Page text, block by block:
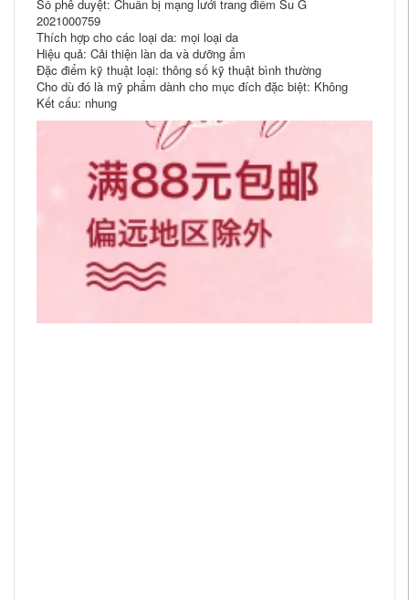
Số phê duyệt: Chuẩn bị mạng lưới trang điểm Su G
2021000759
Thích hợp cho các loại da: mọi loại da
Hiệu quả: Cải thiện làn da và dưỡng ẩm
Đặc điểm kỹ thuật loại: thông số kỹ thuật bình thường
Cho dù đó là mỹ phẩm dành cho mục đích đặc biệt: Không
Kết cấu: nhung